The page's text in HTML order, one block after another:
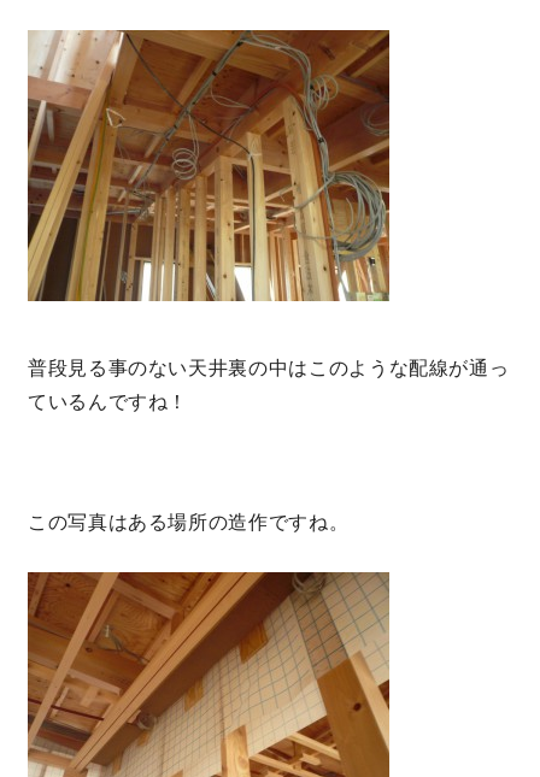
普段見る事のない天井裏の中はこのような配線が通っ
ているんですね！
この写真はある場所の造作ですね。